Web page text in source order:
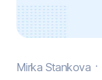
Mirka Stankova